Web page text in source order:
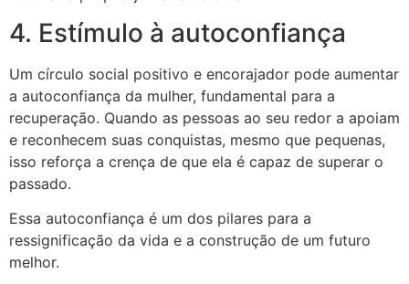
4. Estímulo à autoconfiança
Um círculo social positivo e encorajador pode aumentar
a autoconfiança da mulher, fundamental para a
recuperação. Quando as pessoas ao seu redor a apoiam
e reconhecem suas conquistas, mesmo que pequenas,
isso reforça a crença de que ela é capaz de superar o
passado.
Essa autoconfiança é um dos pilares para a
ressignificação da vida e a construção de um futuro
melhor.